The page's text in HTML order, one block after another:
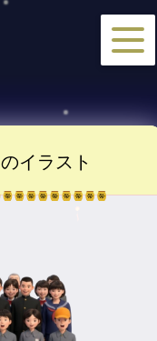
のイラスト